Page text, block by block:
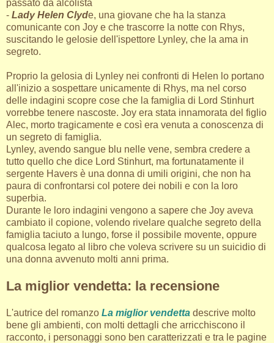
passato da alcolista
- Lady Helen Clyde, una giovane che ha la stanza
comunicante con Joy e che trascorre la notte con Rhys,
suscitando le gelosie dell'ispettore Lynley, che la ama in
segreto.
Proprio la gelosia di Lynley nei confronti di Helen lo portano
all'inizio a sospettare unicamente di Rhys, ma nel corso
delle indagini scopre cose che la famiglia di Lord Stinhurt
vorrebbe tenere nascoste. Joy era stata innamorata del figlio
Alec, morto tragicamente e così era venuta a conoscenza di
un segreto di famiglia.
Lynley, avendo sangue blu nelle vene, sembra credere a
tutto quello che dice Lord Stinhurt, ma fortunatamente il
sergente Havers è una donna di umili origini, che non ha
paura di confrontarsi col potere dei nobili e con la loro
superbia.
Durante le loro indagini vengono a sapere che Joy aveva
cambiato il copione, volendo rivelare qualche segreto della
famiglia taciuto a lungo, forse il possibile movente, oppure
qualcosa legato al libro che voleva scrivere su un suicidio di
una donna avvenuto molti anni prima.
La miglior vendetta: la recensione
L'autrice del romanzo La miglior vendetta descrive molto
bene gli ambienti, con molti dettagli che arricchiscono il
racconto, i personaggi sono ben caratterizzati e tra le pagine